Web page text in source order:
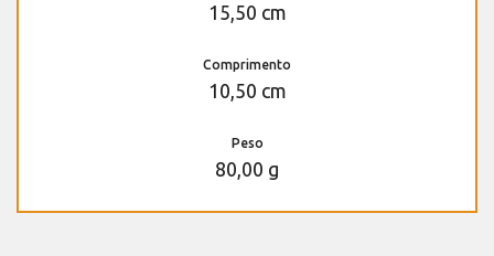
15,50 cm
Comprimento
10,50 cm
Peso
80,00 g